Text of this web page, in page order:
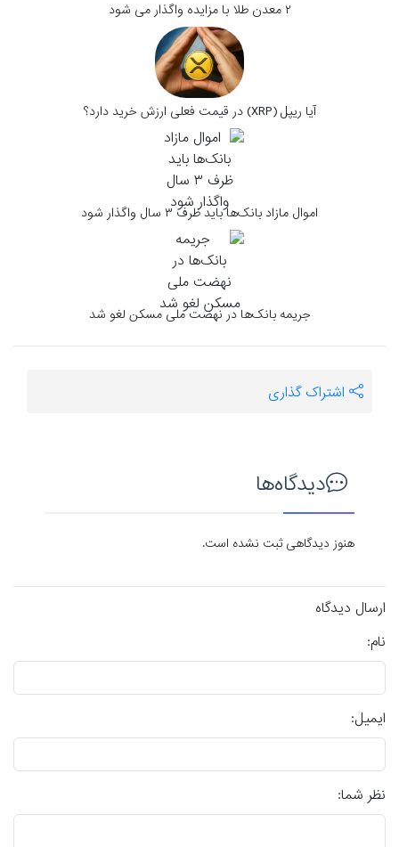
۲ معدن طلا با مزایده واگذار می شود
آیا ریپل (XRP) در قیمت فعلی ارزش خرید دارد؟
اموال مازاد بانک‌ها باید ظرف ۳ سال واگذار شود
جریمه بانک‌ها در نهضت ملی مسکن لغو شد
اشتراک گذاری
دیدگاه‌ها
هنوز دیدگاهی ثبت نشده است.
ارسال دیدگاه
نام:
ایمیل:
نظر شما: